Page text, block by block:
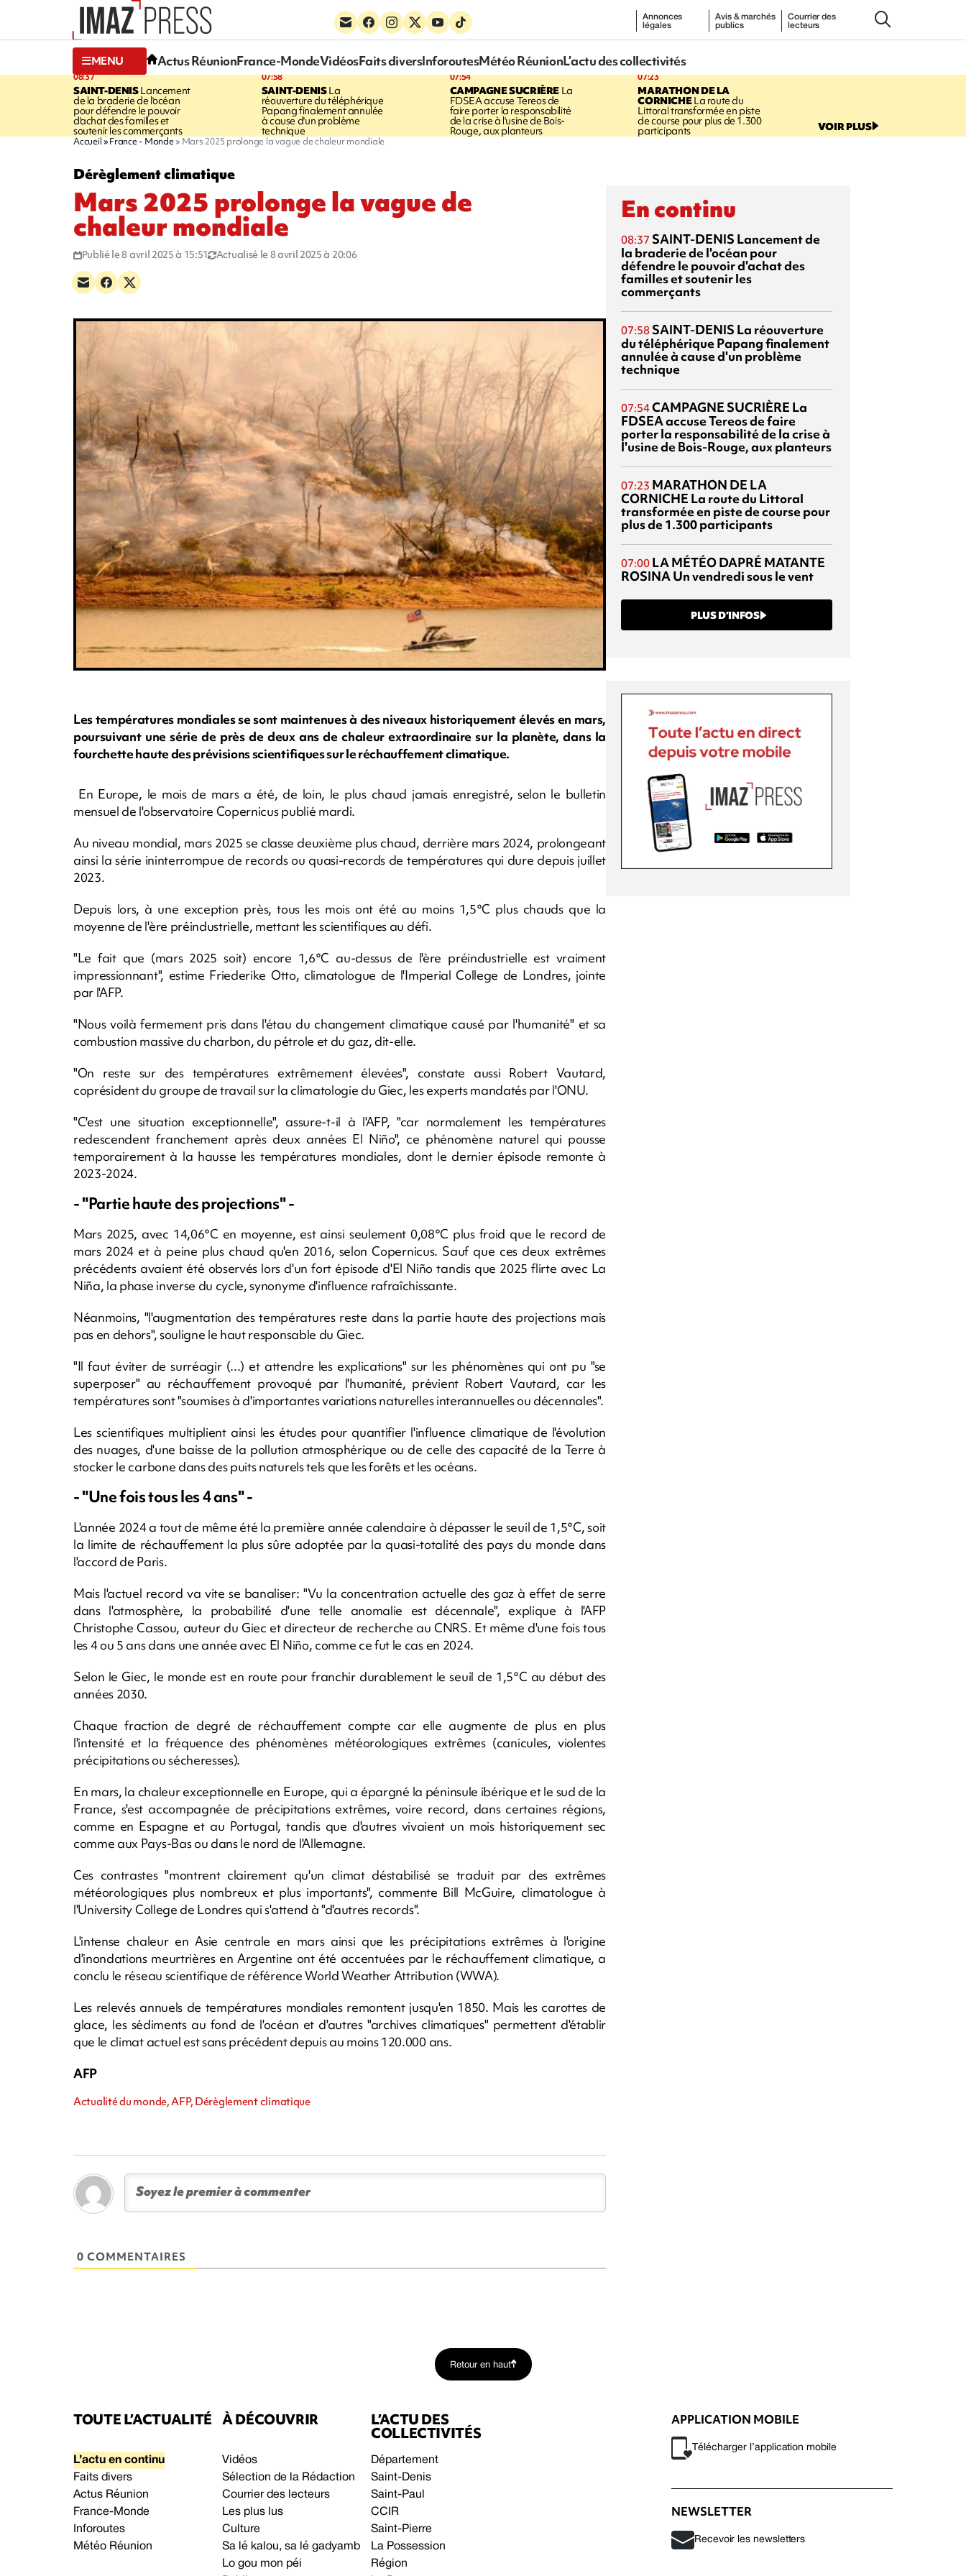
Annonces
légales
Avis & marchés
publics
Courrier des
lecteurs
MENU Actus RéunionFrance-MondeVidéosFaits diversInforoutesMétéo RéunionL’actu des collectivités
08:37
SAINT-DENISLancement
de la braderie de l'océan
pour défendre le pouvoir
d'achat des familles et
soutenir les commerçants
07:58
SAINT-DENISLa
réouverture du téléphérique
Papang finalement annulée
à cause d'un problème
technique
07:54
CAMPAGNE SUCRIÈRE La
FDSEA accuse Tereos de
faire porter la responsabilité
de la crise à l'usine de Bois-
Rouge, aux planteurs
07:23
MARATHON DE LA
CORNICHELa route du
Littoral transformée en piste
de course pour plus de 1.300
participants VOIR PLUS
Accueil France - Monde Mars 2025 prolonge la vague de chaleur mondiale
Dérèglement climatique
Mars 2025 prolonge la vague de
chaleur mondiale
Publié le 8 avril 2025 à 15:51 Actualisé le 8 avril 2025 à 20:06
Les températures mondiales se sont maintenues à des niveaux historiquement élevés en mars,
poursuivant une série de près de deux ans de chaleur extraordinaire sur la planète, dans la
fourchette haute des prévisions scientifiques sur le réchauffement climatique.
En Europe, le mois de mars a été, de loin, le plus chaud jamais enregistré, selon le bulletin
mensuel de l'observatoire Copernicus publié mardi.
Au niveau mondial, mars 2025 se classe deuxième plus chaud, derrière mars 2024, prolongeant
ainsi la série ininterrompue de records ou quasi-records de températures qui dure depuis juillet
2023.
Depuis lors, à une exception près, tous les mois ont été au moins 1,5°C plus chauds que la
moyenne de l'ère préindustrielle, mettant les scientifiques au défi.
"Le fait que (mars 2025 soit) encore 1,6°C au-dessus de l'ère préindustrielle est vraiment
impressionnant", estime Friederike Otto, climatologue de l'Imperial College de Londres, jointe
par l'AFP.
"Nous voilà fermement pris dans l'étau du changement climatique causé par l'humanité" et sa
combustion massive du charbon, du pétrole et du gaz, dit-elle.
"On reste sur des températures extrêmement élevées", constate aussi Robert Vautard,
coprésident du groupe de travail sur la climatologie du Giec, les experts mandatés par l'ONU.
"C'est une situation exceptionnelle", assure-t-il à l'AFP, "car normalement les températures
redescendent franchement après deux années El Niño", ce phénomène naturel qui pousse
temporairement à la hausse les températures mondiales, dont le dernier épisode remonte à
2023-2024.
- "Partie haute des projections" -
Mars 2025, avec 14,06°C en moyenne, est ainsi seulement 0,08°C plus froid que le record de
mars 2024 et à peine plus chaud qu'en 2016, selon Copernicus. Sauf que ces deux extrêmes
précédents avaient été observés lors d'un fort épisode d'El Niño tandis que 2025 flirte avec La
Niña, la phase inverse du cycle, synonyme d'influence rafraîchissante.
Néanmoins, "l'augmentation des températures reste dans la partie haute des projections mais
pas en dehors", souligne le haut responsable du Giec.
"Il faut éviter de surréagir (...) et attendre les explications" sur les phénomènes qui ont pu "se
superposer" au réchauffement provoqué par l'humanité, prévient Robert Vautard, car les
températures sont "soumises à d'importantes variations naturelles interannuelles ou décennales".
Les scientifiques multiplient ainsi les études pour quantifier l'influence climatique de l'évolution
des nuages, d'une baisse de la pollution atmosphérique ou de celle des capacité de la Terre à
stocker le carbone dans des puits naturels tels que les forêts et les océans.
- "Une fois tous les 4 ans" -
L'année 2024 a tout de même été la première année calendaire à dépasser le seuil de 1,5°C, soit
la limite de réchauffement la plus sûre adoptée par la quasi-totalité des pays du monde dans
l'accord de Paris.
Mais l'actuel record va vite se banaliser: "Vu la concentration actuelle des gaz à effet de serre
dans l'atmosphère, la probabilité d'une telle anomalie est décennale", explique à l'AFP
Christophe Cassou, auteur du Giec et directeur de recherche au CNRS. Et même d'une fois tous
les 4 ou 5 ans dans une année avec El Niño, comme ce fut le cas en 2024.
Selon le Giec, le monde est en route pour franchir durablement le seuil de 1,5°C au début des
années 2030.
Chaque fraction de degré de réchauffement compte car elle augmente de plus en plus
l'intensité et la fréquence des phénomènes météorologiques extrêmes (canicules, violentes
précipitations ou sécheresses).
En mars, la chaleur exceptionnelle en Europe, qui a épargné la péninsule ibérique et le sud de la
France, s'est accompagnée de précipitations extrêmes, voire record, dans certaines régions,
comme en Espagne et au Portugal, tandis que d'autres vivaient un mois historiquement sec
comme aux Pays-Bas ou dans le nord de l'Allemagne.
Ces contrastes "montrent clairement qu'un climat déstabilisé se traduit par des extrêmes
météorologiques plus nombreux et plus importants", commente Bill McGuire, climatologue à
l'University College de Londres qui s'attend à "d'autres records".
L'intense chaleur en Asie centrale en mars ainsi que les précipitations extrêmes à l'origine
d'inondations meurtrières en Argentine ont été accentuées par le réchauffement climatique, a
conclu le réseau scientifique de référence World Weather Attribution (WWA).
Les relevés annuels de températures mondiales remontent jusqu'en 1850. Mais les carottes de
glace, les sédiments au fond de l'océan et d'autres "archives climatiques" permettent d'établir
que le climat actuel est sans précédent depuis au moins 120.000 ans.
AFP
Actualité du monde, AFP, Dérèglement climatique
0 COMMENTAIRES
En continu
08:37 SAINT-DENIS Lancement de
la braderie de l'océan pour
défendre le pouvoir d'achat des
familles et soutenir les
commerçants
07:58 SAINT-DENIS La réouverture
du téléphérique Papang finalement
annulée à cause d'un problème
technique
07:54CAMPAGNE SUCRIÈRE La
FDSEA accuse Tereos de faire
porter la responsabilité de la crise à
l'usine de Bois-Rouge, aux planteurs
07:23 MARATHON DE LA
CORNICHE La route du Littoral
transformée en piste de course pour
plus de 1.300 participants
07:00 LA MÉTÉO DAPRÉ MATANTE
ROSINAUn vendredi sous le vent
PLUS D’INFOS
Retour en haut
TOUTE L’ACTUALITÉ
L’actu en continu
Faits divers
Actus Réunion
France-Monde
Inforoutes
Météo Réunion
À DÉCOUVRIR
Vidéos
Sélection de la Rédaction
Courrier des lecteurs
Les plus lus
Culture
Sa lé kalou, sa lé gadyamb
Lo gou mon péi
L’ACTU DES
COLLECTIVITÉS
Département
Saint-Denis
Saint-Paul
CCIR
Saint-Pierre
La Possession
Région
APPLICATION MOBILE
Télécharger l’application mobile
NEWSLETTER
Recevoir les newsletters